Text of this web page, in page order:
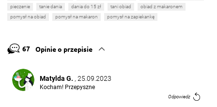
pieczenie
tanie dania dania do 15 zł tani obiad
obiad z makaronem
pomysł na obiad
pomysł na makaron pomysł na zapiekankę
67 Opinie o przepisie
Matylda G. , 25.09.2023
Kocham! Przepyszne
Odpowiedz